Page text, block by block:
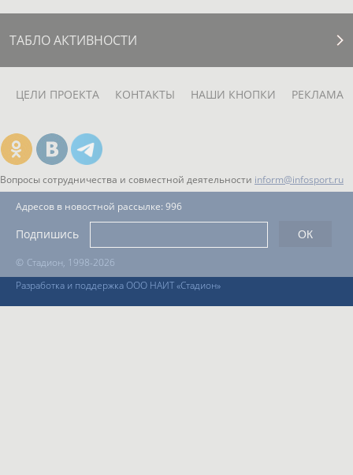
ТАБЛО АКТИВНОСТИ
ЦЕЛИ ПРОЕКТА КОНТАКТЫ НАШИ КНОПКИ РЕКЛАМА
Вопросы сотрудничества и совместной деятельности inform@infosport.ru
© Стадион, 1998-2026
Разработка и поддержка ООО НАИТ «Стадион»
Адресов в новостной рассылке: 996
Подпишись